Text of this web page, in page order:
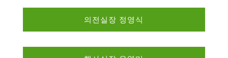
의전실장 정영식